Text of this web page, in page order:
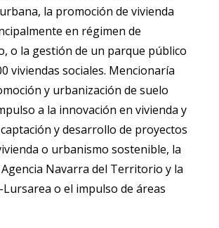
la promoción de vivienda
en régimen de
o la gestión de un parque público
viviendas sociales. Mencionaría
y urbanización de suelo
a la innovación en vivienda y
y desarrollo de proyectos
o urbanismo sostenible, la
Navarra del Territorio y la
o el impulso de áreas